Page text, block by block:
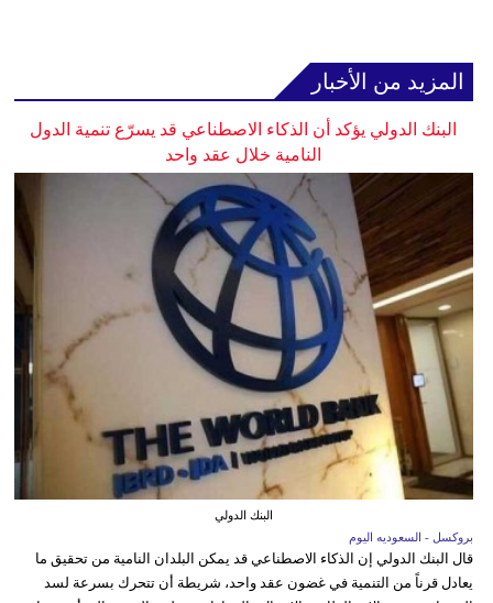
المزيد من الأخبار
البنك الدولي يؤكد أن الذكاء الاصطناعي قد يسرّع تنمية الدول
النامية خلال عقد واحد
البنك الدولي
بروكسل - السعوديه اليوم
قال البنك الدولي إن الذكاء الاصطناعي قد يمكن البلدان النامية من تحقيق ما
يعادل قرناً من التنمية في غضون عقد واحد، شريطة أن تتحرك بسرعة لسد